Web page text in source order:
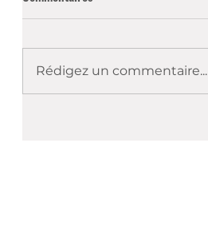
Rédigez un commentaire...